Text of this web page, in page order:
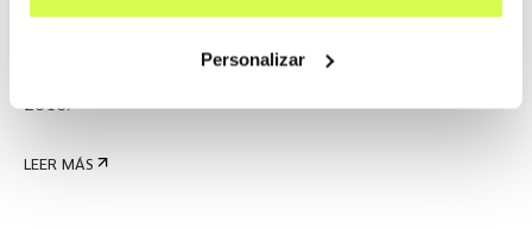
Personalizar
en el desarrollo de un proyecto expositivo que se llevará a
2016.
LEER MÁS